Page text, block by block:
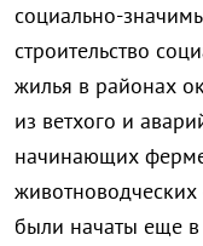
социально-значим
строительство
жилья в районах
из ветхого и
начинающих
были начаты еще в